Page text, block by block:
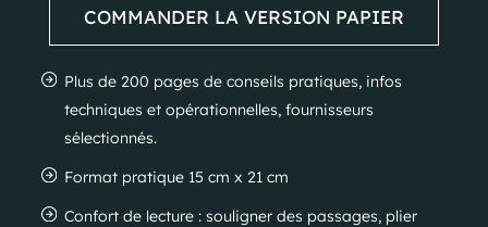
COMMANDER LA VERSION PAPIER
Plus de 200 pages de conseils pratiques, infos
techniques et opérationnelles, fournisseurs
sélectionnés.
Format pratique 15 cm x 21 cm
Confort de lecture : souligner des passages, plier